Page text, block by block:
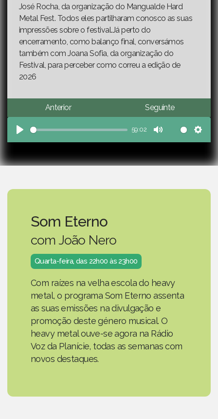
José Rocha, da organização do Mangualde Hard
Metal Fest. Todos eles partilharam conosco as suas
impressões sobre o festival.Já perto do
encerramento, como balanço final, conversámos
também com Joana Sofia, da organização do
Festival, para perceber como correu a edição de
2026
Anterior Seguinte
Play
59:02
Mute
Som Eterno
com João Nero
Quarta-feira, das 22h00 às 23h00
Com raízes na velha escola do heavy
metal, o programa Som Eterno assenta
as suas emissões na divulgação e
promoção deste género musical. O
heavy metal ouve-se agora na Rádio
Voz da Planície, todas as semanas com
novos destaques.